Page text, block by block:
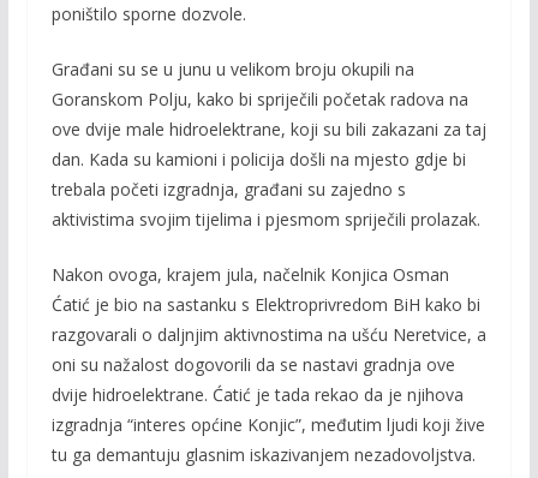
poništilo sporne dozvole.
Građani su se u junu u velikom broju okupili na
Goranskom Polju, kako bi spriječili početak radova na
ove dvije male hidroelektrane, koji su bili zakazani za taj
dan. Kada su kamioni i policija došli na mjesto gdje bi
trebala početi izgradnja, građani su zajedno s
aktivistima svojim tijelima i pjesmom spriječili prolazak.
Nakon ovoga, krajem jula, načelnik Konjica Osman
Ćatić je bio na sastanku s Elektroprivredom BiH kako bi
razgovarali o daljnjim aktivnostima na ušću Neretvice, a
oni su nažalost dogovorili da se nastavi gradnja ove
dvije hidroelektrane. Ćatić je tada rekao da je njihova
izgradnja “interes općine Konjic”, međutim ljudi koji žive
tu ga demantuju glasnim iskazivanjem nezadovoljstva.